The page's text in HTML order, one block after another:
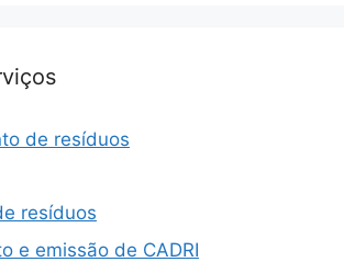
de resíduos
resíduos
e emissão de CADRI